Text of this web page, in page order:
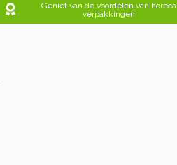
Geniet van de voordelen van horeca
verpakkingen